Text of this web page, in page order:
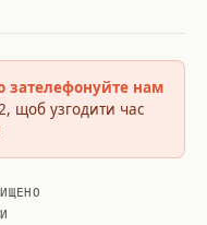
зателефонуйте нам
щоб узгодити час